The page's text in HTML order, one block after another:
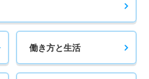
働き方と生活